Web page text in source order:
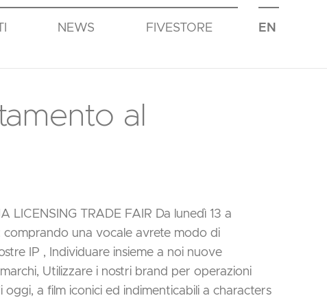
NEWS FIVESTORE EN
al
TRADE FAIR Da lunedì 13 a
comprando una vocale avrete modo di
IP , Individuare insieme a noi nuove
Utilizzare i nostri brand per operazioni
a film iconici ed indimenticabili a characters